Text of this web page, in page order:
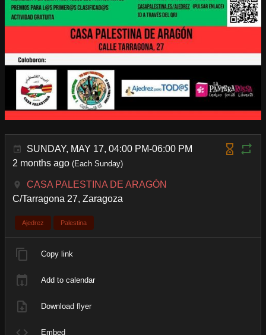
SUNDAY, MAY 17, 04:00 PM-06:00 PM
2 months ago (Each Sunday)
CASA PALESTINA DE ARAGÓN
C/Tarragona 27, Zaragoza
Ajedrez Palestina
Copy link
Add to calendar
Download flyer
Embed